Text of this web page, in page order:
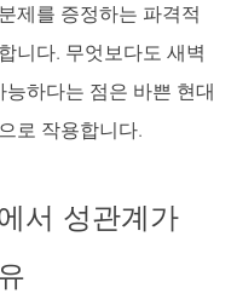
제를 증정하는 파격적
니다. 무엇보다도 새벽
능하다는 점은 바쁜 현대
로 작용합니다.
서 성관계가